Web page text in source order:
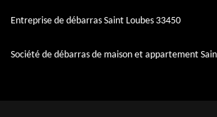
Entreprise de débarras Saint Loubes 33450
Société de débarras de maison et appartement